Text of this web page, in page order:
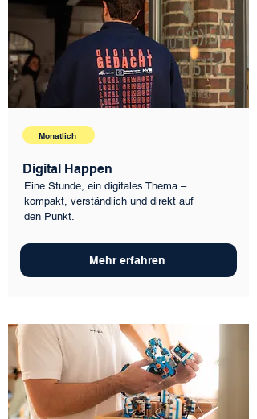
Monatlich
Digital Happen
Eine Stunde, ein digitales Thema –
kompakt, verständlich und direkt auf
den Punkt.
Mehr erfahren